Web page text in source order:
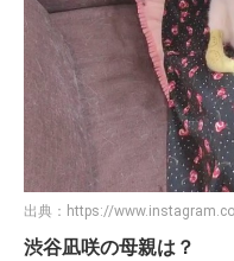
出典： https://
渋谷凪咲の母親は？